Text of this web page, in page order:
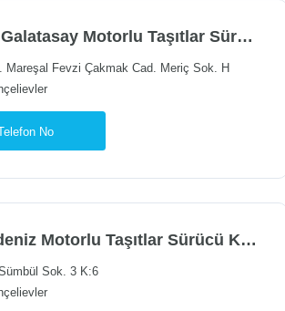
Özel Yeni Galatasay Motorlu Taşıtlar Sürücü Kursu
Mareşal Fevzi Çakmak Cad. Meriç Sok. H
Telefon No
Özel Gökdeniz Motorlu Taşıtlar Sürücü Kursu
Sok. 3 K:6